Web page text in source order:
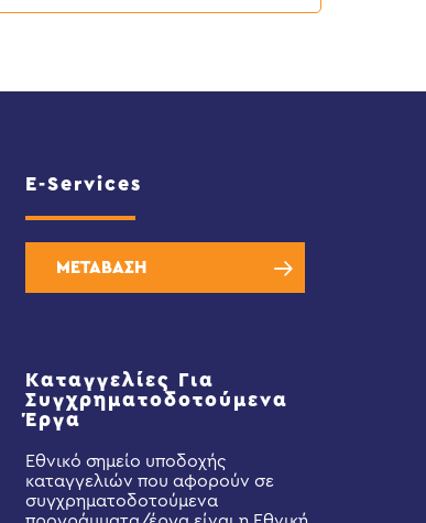
E-Services
ΜΕΤΑΒΑΣΗ
Καταγγελίες Για
Συγχρηματοδοτούμενα
Έργα
Εθνικό σημείο υποδοχής
καταγγελιών που αφορούν σε
συγχρηματοδοτούμενα